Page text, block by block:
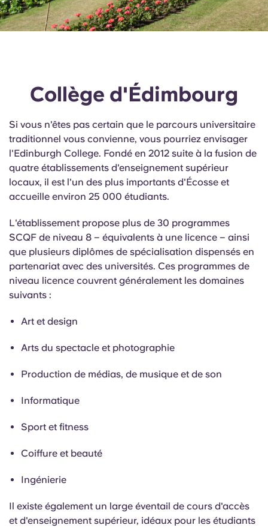
Collège d'Édimbourg
Si vous n'êtes pas certain que le parcours universitaire
traditionnel vous convienne, vous pourriez envisager
l'Edinburgh College. Fondé en 2012 suite à la fusion de
quatre établissements d'enseignement supérieur
locaux, il est l'un des plus importants d'Écosse et
accueille environ 25 000 étudiants.
L'établissement propose plus de 30 programmes
SCQF de niveau 8 – équivalents à une licence – ainsi
que plusieurs diplômes de spécialisation dispensés en
partenariat avec des universités. Ces programmes de
niveau licence couvrent généralement les domaines
suivants :
Art et design
Arts du spectacle et photographie
Production de médias, de musique et de son
Informatique
Sport et fitness
Coiffure et beauté
Ingénierie
Il existe également un large éventail de cours d'accès
et d'enseignement supérieur, idéaux pour les étudiants